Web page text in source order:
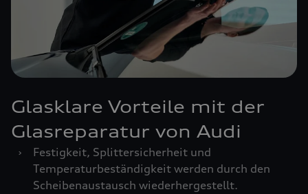
Glasklare Vorteile mit der
Glasreparatur von Audi
›
Festigkeit, Splittersicherheit und
Temperaturbeständigkeit werden durch den
Scheibenaustausch wiederhergestellt.